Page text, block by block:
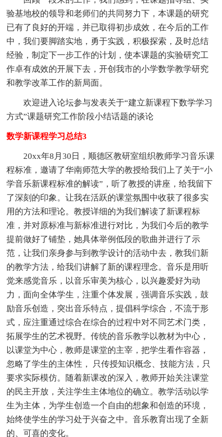
验基地校的领导和老师们的共同努力下，本课题的研究
已有了良好的开端，并已取得初步成效，在今后的工作
中，我们要脚踏实地，勇于实践，积极探索，及时总结
经验，制定下一步工作的计划，使本课题的实验研究工
作卓有成效的开展下去，开创我市的小学数学教学研究
和教学改革工作的新局面。
欢迎进入论坛参与发表关于“建立新课程下数学学习
方式”课题研究工作阶段小结话题的谈论
数学新课程学习总结3
20xx年8月30日，顺德区教研室组织教师学习音乐课
程标准，邀请了华南师范大学的教授给我们上了关于“小
学音乐新课程标准的解读”，听了教授的讲座，给我留下
了深刻的印象。让我在活跃的课堂氛围中收获了很多实
用的方法和理论。教授详细的为我们解读了新课程标
准，并对原标准与新标准进行对比，为我们今后的教学
提前做好了铺垫，她具体举例低段的歌曲并进行了示
范，让我们亲身参与到教学设计的活动中去，教我们新
的教学方法，给我们讲解了新的课程理念。音乐是用听
觉来感觉音乐，以音乐审美为核心，以兴趣爱好为动
力，面向全体学生，注重个体发展，强调音乐实践，鼓
励音乐创造，突出音乐特点，提倡科学综合，不流于形
式，应注重通过综合在综合的过程中对不同艺术门类，
拓展学生的艺术视野。传统的音乐教学以教材为中心，
以课堂为中心，教师是课堂的主宰，把学生看作容器，
忽略了学生的主体性， 只传授知识概念、技能方法，只
要求实际模仿。随着新课改的深入，教师开始关注课堂
的民主开放，关注学生主体地位的确立。教学活动以学
生为主体，为学生创造一个自由的想象和创造的环境，
始终使学生的学习处于兴奋之中。音乐教育出现了全新
的、可喜的变化。